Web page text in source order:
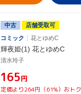
中古
店舗受取可
コミック
花とゆめC
輝夜姫(1) 花とゆめC
清水玲子
¥165円
定価より264円（61%）おトク